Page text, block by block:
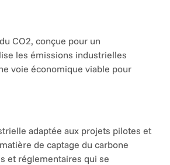
CO2, conçue pour un
les émissions industrielles
voie économique viable pour
adaptée aux projets pilotes et
de captage du carbone
et réglementaires qui se